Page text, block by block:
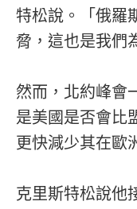
特松說。「俄羅
脅，這也是我們
然而，北約峰會
是美國是否會比
更快減少其在歐
克里斯特松說他